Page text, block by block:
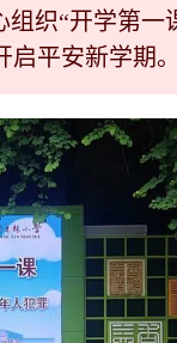
织“开学第一
平安新学期。